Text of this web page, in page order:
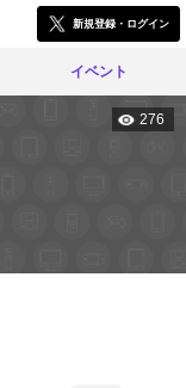
新規登録・ログイン
イベント
276